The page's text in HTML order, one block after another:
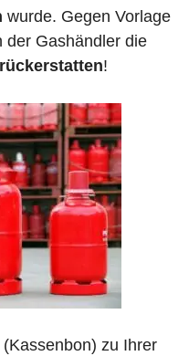
wurde. Gegen Vorlage
der Gashändler die
!
zu Ihrer